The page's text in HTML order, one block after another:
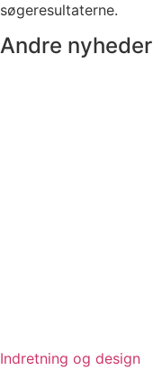
søgeresultaterne.
Andre nyheder
Indretning og design